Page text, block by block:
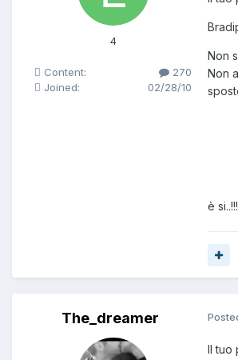
4
Content:
270
Joined:
02/28/10
Non
Non
è
The_dreamer
Il tuo